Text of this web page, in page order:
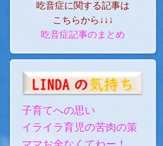
吃音症に関する記事は
こちらから↓↓↓
吃音症記事のまとめ
子育てへの思い
イライラ育児の苦肉の策